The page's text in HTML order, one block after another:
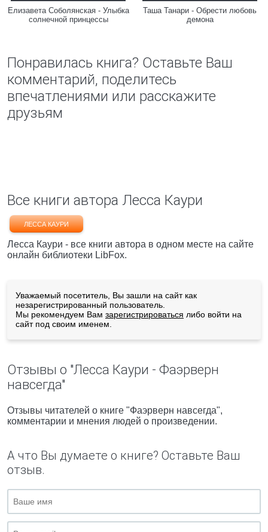
Елизавета Соболянская - Улыбка
солнечной принцессы
Таша Танари - Обрести любовь
демона
Понравилась книга? Оставьте Ваш
комментарий, поделитесь
впечатлениями или расскажите
друзьям
Все книги автора Лесса Каури
ЛЕССА КАУРИ
Лесса Каури - все книги автора в одном месте на сайте
онлайн библиотеки LibFox.
Уважаемый посетитель, Вы зашли на сайт как
незарегистрированный пользователь.
Мы рекомендуем Вам зарегистрироваться либо войти на
сайт под своим именем.
Отзывы о "Лесса Каури - Фаэрверн
навсегда"
Отзывы читателей о книге "Фаэрверн навсегда",
комментарии и мнения людей о произведении.
А что Вы думаете о книге? Оставьте Ваш
отзыв.